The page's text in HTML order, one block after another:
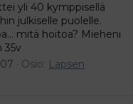
yli 40 kymppisellä
julkiselle puolelle.
mitä hoitoa? Mieheni
35v
Osio: Lapsen